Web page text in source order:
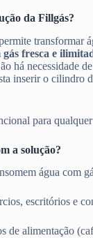
da Fillgás?
transformar
gás fresca e
há necessidade
inserir o cilindro
para qualquer
a solução?
água com
escritórios e
de alimentação